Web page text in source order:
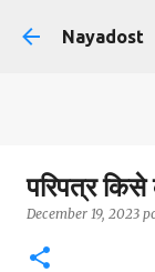
Nayadost
परिपत्र
December 19, 2023